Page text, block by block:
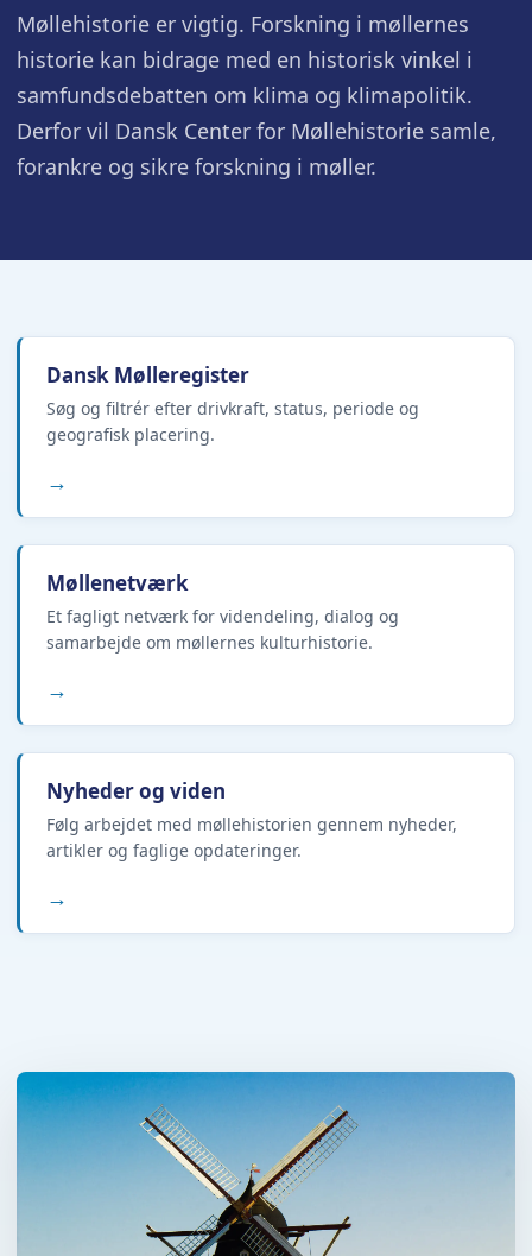
Møllehistorie er vigtig. Forskning i møllernes
historie kan bidrage med en historisk vinkel i
samfundsdebatten om klima og klimapolitik.
Derfor vil Dansk Center for Møllehistorie samle,
forankre og sikre forskning i møller.
Dansk Mølleregister
Søg og filtrér efter drivkraft, status, periode og
geografisk placering.
→
Møllenetværk
Et fagligt netværk for videndeling, dialog og
samarbejde om møllernes kulturhistorie.
→
Nyheder og viden
Følg arbejdet med møllehistorien gennem nyheder,
artikler og faglige opdateringer.
→